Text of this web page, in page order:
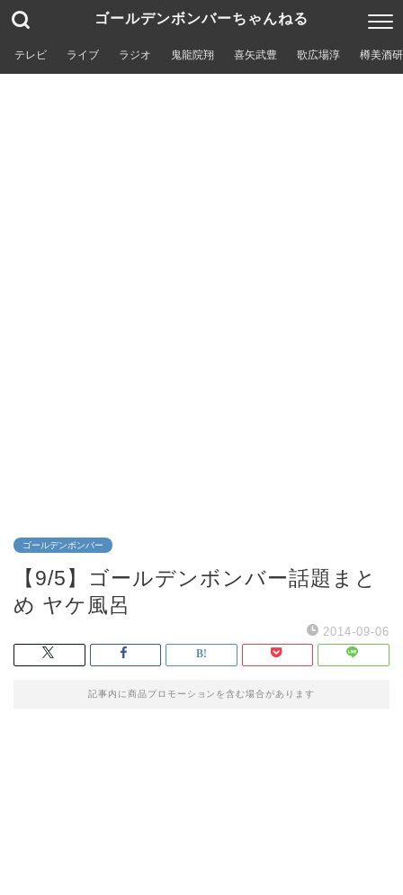
ゴールデンボンバーちゃんねる
テレビ ライブ ラジオ 鬼龍院翔 喜矢武豊 歌広場淳 樽美酒
ゴールデンボンバー
【9/5】ゴールデンボンバー話題まと
め ヤケ風呂
2014-09-06
記事内に商品プロモーションを含む場合があります